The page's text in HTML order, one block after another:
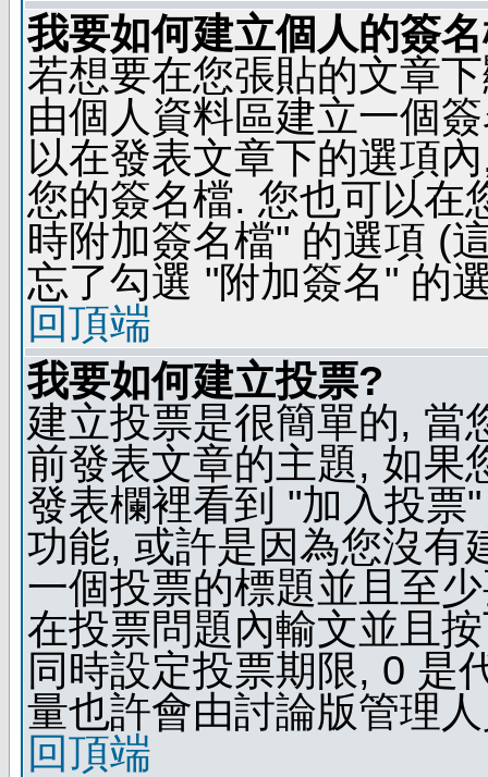
我要如何建立個人的簽
若想要在您張貼的文章
由個人資料區建立一個
以在發表文章下的選項
您的簽名檔. 您也可以在
時附加簽名檔" 的選項 (
忘了勾選 "附加簽名" 的
回頂端
我要如何建立投票?
建立投票是很簡單的, 當
前發表文章的主題, 如果
發表欄裡看到 "加入投票
功能, 或許是因為您沒有
一個投票的標題並且至
在投票問題內輸文並且
同時設定投票期限, 0 是
量也許會由討論版管理
回頂端